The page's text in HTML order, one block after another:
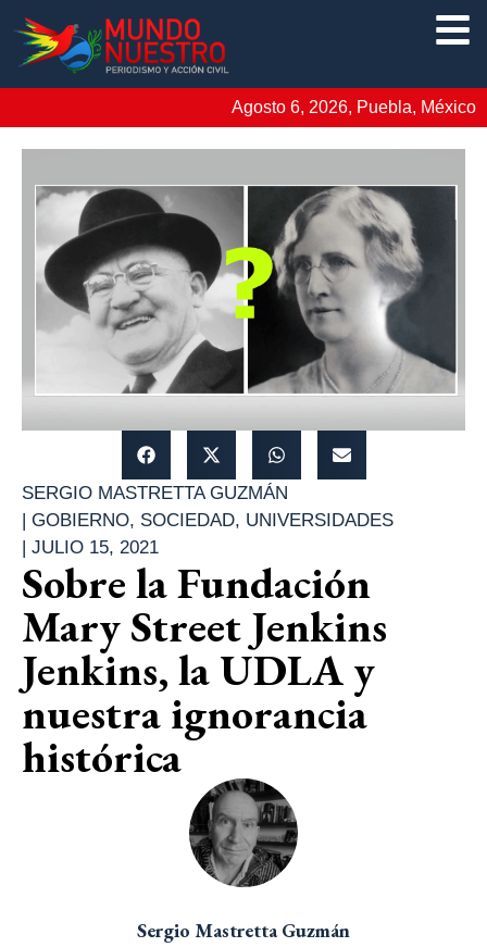
Agosto 6, 2026, Puebla, México
SERGIO MASTRETTA GUZMÁN
GOBIERNO, SOCIEDAD, UNIVERSIDADES
JULIO 15, 2021
Sobre la Fundación
Mary Street Jenkins
Jenkins, la UDLA y
nuestra ignorancia
histórica
Sergio Mastretta Guzmán